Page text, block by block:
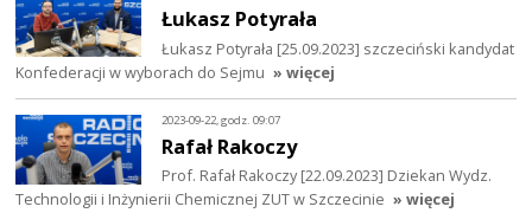
Łukasz Potyrała
Łukasz Potyrała [25.09.2023] szczeciński kandydat
Konfederacji w wyborach do Sejmu » więcej
2023-09-22, godz. 09:07
Rafał Rakoczy
Prof. Rafał Rakoczy [22.09.2023] Dziekan Wydz.
Technologii i Inżynierii Chemicznej ZUT w Szczecinie » więcej